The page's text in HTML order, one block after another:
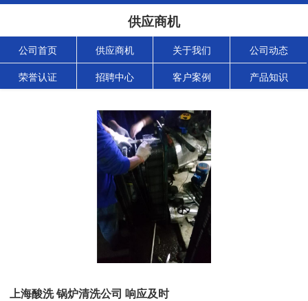
供应商机
公司首页 供应商机 关于我们 公司动态
荣誉认证 招聘中心 客户案例 产品知识
上海酸洗 锅炉清洗公司 响应及时